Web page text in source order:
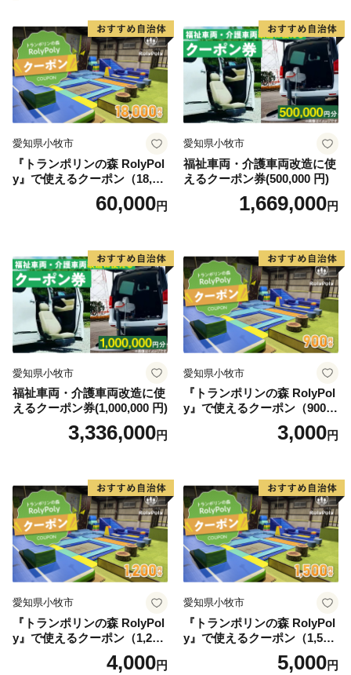
■ 神戸牛
■ 灘の酒
■ 神戸ワイン
■ スイーツ
■ 有馬温泉（宿泊優待券）
どれを選んでも神戸の良さを味わい・体感することがで
きます。
ぜひ、ふるさと納税を通じて、神戸の魅力をお楽しみく
愛知県小牧市
『トランポリンの森 RolyPol
y』で使えるクーポン（18,00
60,000円
愛知県小牧市
福祉車両・介護車両改造に使
えるクーポン券(500,000 円)
1,669,000円
愛知県小牧市
福祉車両・介護車両改造に使
えるクーポン券(1,000,000 円)
3,336,000円
愛知県小牧市
『トランポリンの森 RolyPol
y』で使えるクーポン（900
3,000円
愛知県小牧市
『トランポリンの森 RolyPol
y』で使えるクーポン（1,200
4,000円
愛知県小牧市
『トランポリンの森 RolyPol
y』で使えるクーポン（1,500
5,000円